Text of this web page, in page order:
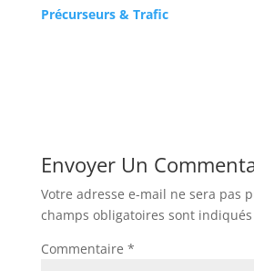
Précurseurs & Trafic
Envoyer Un
Votre adresse e-mail ne sera pas
champs obligatoires sont indiqués
Commentaire *